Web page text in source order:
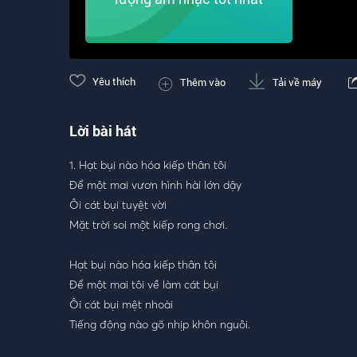
Yêu thích Thêm vào Tải về máy
Lời bài hát
1. Hạt bụi nào hóa kiếp thân tôi
Để một mai vươn hình hài lớn dậy
Ôi cát bụi tuyệt vời
Mặt trời soi một kiếp rong chơi.
Hạt bụi nào hóa kiếp thân tôi
Để một mai tôi về làm cát bụi
Ôi cát bụi mệt nhoài
Tiếng động nào gõ nhịp khôn nguôi.